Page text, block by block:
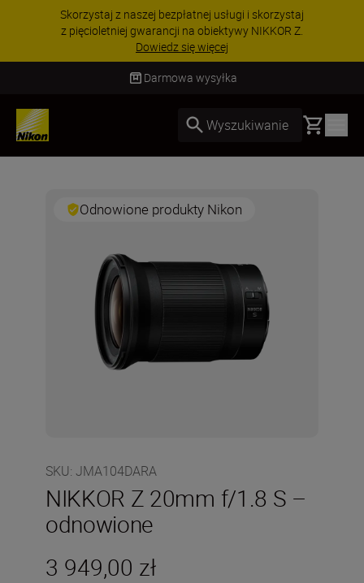
Skorzystaj z naszej bezpłatnej usługi i skorzystaj
z pięcioletniej gwarancji na obiektywy NIKKOR Z.
Dowiedz się więcej
Darmowa wysyłka
Wyszukiwanie Basket
Odnowione produkty Nikon
SKU: JMA104DARA
NIKKOR Z 20mm f/1.8 S –
odnowione
3 949,00 zł